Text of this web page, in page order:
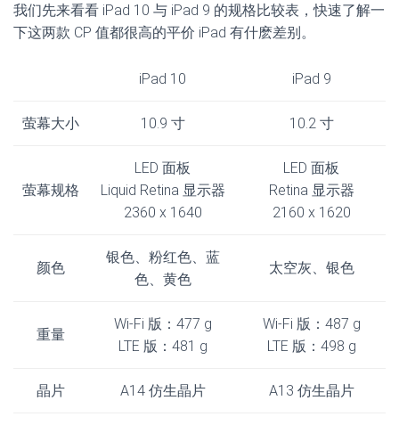
我们先来看看 iPad 10 与 iPad 9 的规格比较表，快速了解一
下这两款 CP 值都很高的平价 iPad 有什麽差别。
iPad 10 iPad 9
萤幕大小 10.9 寸 10.2 寸
萤幕规格
LED 面板
Liquid Retina 显示器
2360 x 1640
LED 面板
Retina 显示器
2160 x 1620
颜色
银色、粉红色、蓝
色、黄色
太空灰、银色
重量
Wi-Fi 版：477 g
LTE 版：481 g
Wi-Fi 版：487 g
LTE 版：498 g
晶片 A14 仿生晶片 A13 仿生晶片